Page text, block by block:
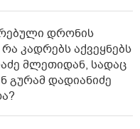
დრონის
კადრებს აქვეყნებს
მლეთიდან, სადაც
გურამ დადიანიძე